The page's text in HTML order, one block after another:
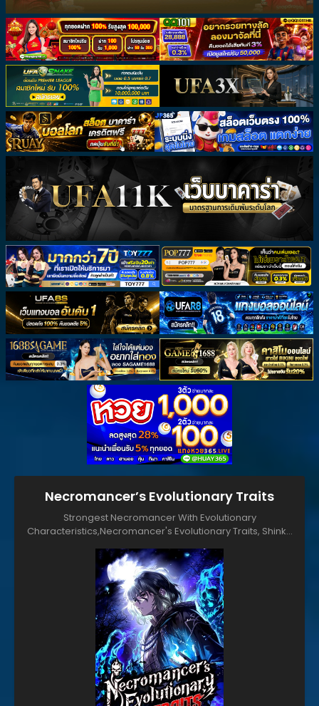
Necromancer’s Evolutionary Traits
Strongest Necromancer With Evolutionary
Characteristics,Necromancer's Evolutionary Traits, Shinka
Necromancer With Evolutionary Characteristics, 進化特性で
最強ネクロマンサー, 진화 특성으로 최강 네크로맨서